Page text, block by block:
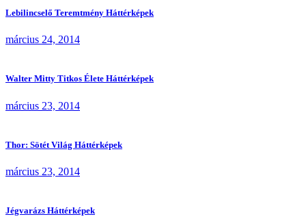
Lebilincselő Teremtmény Háttérképek
március 24, 2014
Walter Mitty Titkos Élete Háttérképek
március 23, 2014
Thor: Sötét Világ Háttérképek
március 23, 2014
Jégvarázs Háttérképek